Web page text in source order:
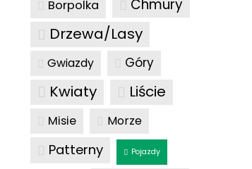
Borpolka
Chmury
Drzewa/Lasy
Gwiazdy Góry
Kwiaty Liście
Misie Morze
Patterny Pojazdy